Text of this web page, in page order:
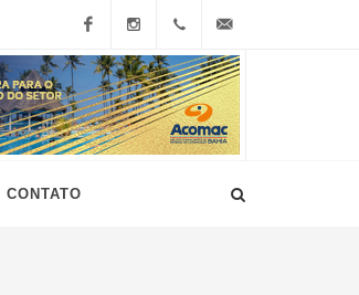
FacebookInstagram
+55
(11)
grau10@grau10.com.br
CONTATO